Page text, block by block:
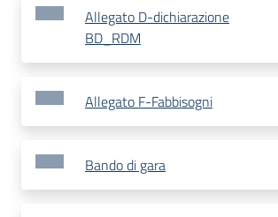
Allegato D-dichiarazione
BD_RDM
Allegato F-Fabbisogni
Bando di gara